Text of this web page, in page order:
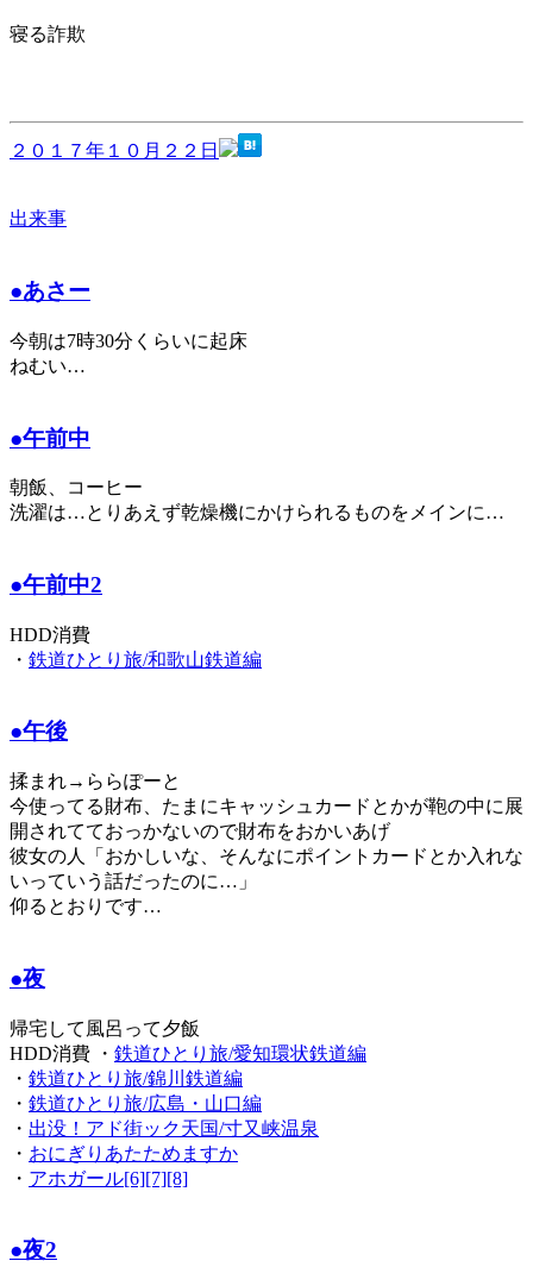
寝る詐欺
２０１７年１０月２２日
出来事
●あさー
今朝は7時30分くらいに起床
ねむい…
●午前中
朝飯、コーヒー
洗濯は…とりあえず乾燥機にかけられるものをメインに…
●午前中2
HDD消費
・ 鉄道ひとり旅/和歌山鉄道編
●午後
揉まれ→ららぽーと
今使ってる財布、たまにキャッシュカードとかが鞄の中に展
開されてておっかないので財布をおかいあげ
彼女の人「おかしいな、そんなにポイントカードとか入れな
いっていう話だったのに…」
仰るとおりです…
●夜
帰宅して風呂って夕飯
HDD消費 ・ 鉄道ひとり旅/愛知環状鉄道編
・ 鉄道ひとり旅/錦川鉄道編
・ 鉄道ひとり旅/広島・山口編
・ 出没！アド街ック天国/寸又峡温泉
・ おにぎりあたためますか
・ アホガール[6][7][8]
●夜2